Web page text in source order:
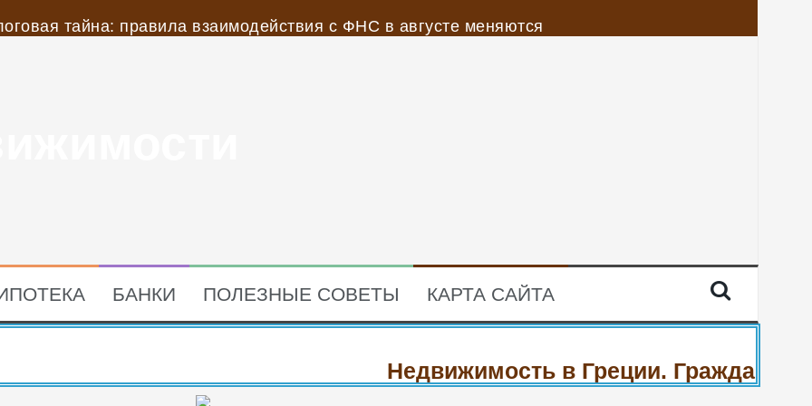
тайна: правила взаимодействия с ФНС в августе меняются
БАНКИ ПОЛЕЗНЫЕ СОВЕТЫ КАРТА САЙТА
Недвижимость в Греции. Гражданство